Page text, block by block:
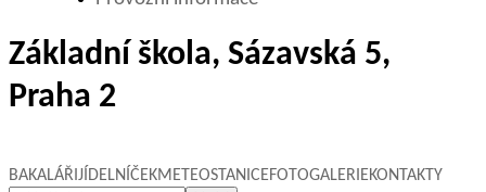
Základní škola, Sázavská 5,
Praha 2
BAKALÁŘI JÍDELNÍČEKMETEOSTANICEFOTOGALERIEKONTAKTY